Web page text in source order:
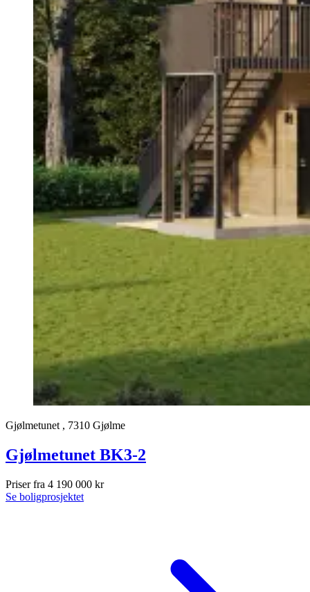
Gjølmetunet , 7310 Gjølme
Gjølmetunet BK3-2
Priser fra 4 190 000 kr
Se boligprosjektet